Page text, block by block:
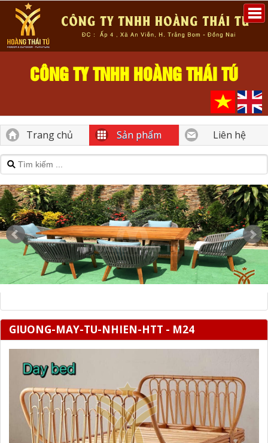
CÔNG TY TNHH HOÀNG THÁI TÚ
Trang chủ Sản phẩm Liên hệ
GIUONG-MAY-TU-NHIEN-HTT - M24